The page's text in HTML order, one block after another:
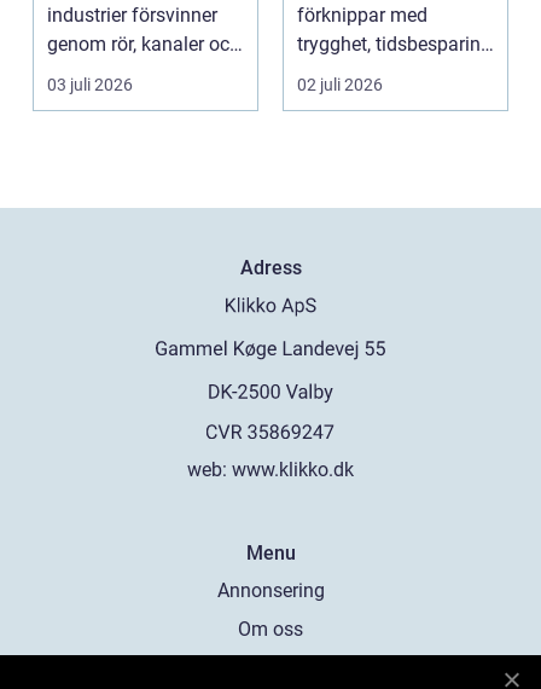
industrier försvinner
genom rör, kanaler och
tekniska insta...
03 juli 2026
förknippar med
trygghet, tidsbesparing
oc...
02 juli 2026
Adress
web: www.klikko.dk
Menu
Annonsering
Om oss